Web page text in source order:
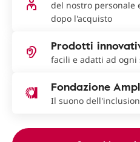
del nostro personale
dopo l'acquisto
Prodotti
facili e adatti ad ogni
Fondazione
Il suono